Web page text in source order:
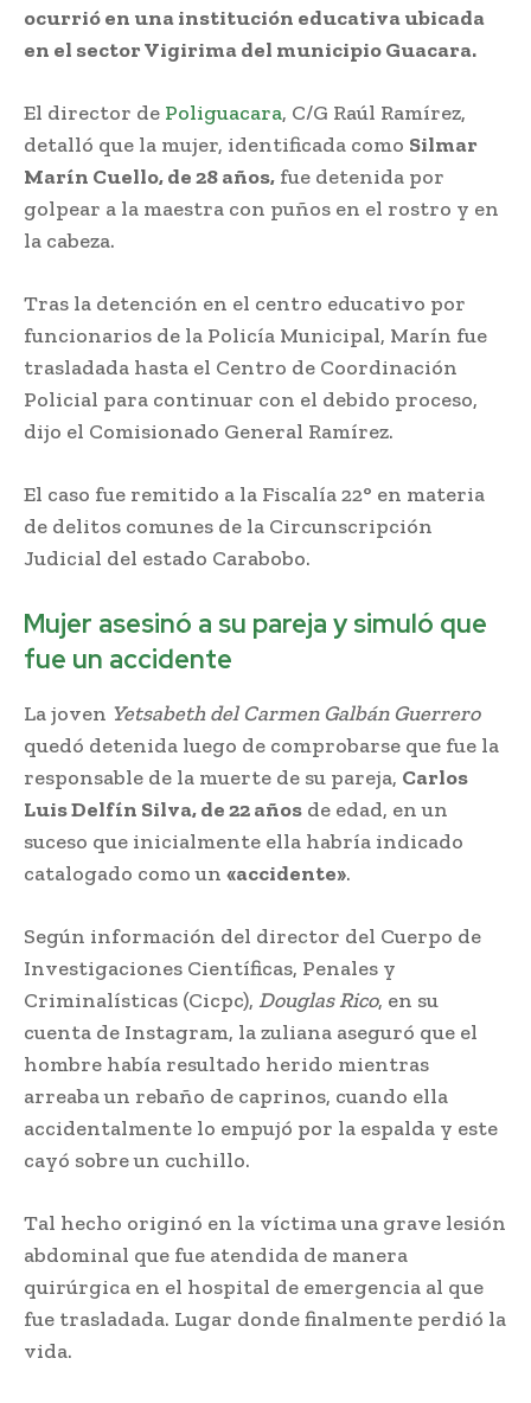
ocurrió en una institución educativa ubicada
en el sector Vigirima del municipio Guacara.
El director de Poliguacara, C/G Raúl Ramírez,
detalló que la mujer, identificada como Silmar
Marín Cuello, de 28 años, fue detenida por
golpear a la maestra con puños en el rostro y en
la cabeza.
Tras la detención en el centro educativo por
funcionarios de la Policía Municipal, Marín fue
trasladada hasta el Centro de Coordinación
Policial para continuar con el debido proceso,
dijo el Comisionado General Ramírez.
El caso fue remitido a la Fiscalía 22° en materia
de delitos comunes de la Circunscripción
Judicial del estado Carabobo.
Mujer asesinó a su pareja y simuló que
fue un accidente
La joven Yetsabeth del Carmen Galbán Guerrero
quedó detenida luego de comprobarse que fue la
responsable de la muerte de su pareja, Carlos
Luis Delfín Silva, de 22 años de edad, en un
suceso que inicialmente ella habría indicado
catalogado como un «accidente».
Según información del director del Cuerpo de
Investigaciones Científicas, Penales y
Criminalísticas (Cicpc), Douglas Rico, en su
cuenta de Instagram, la zuliana aseguró que el
hombre había resultado herido mientras
arreaba un rebaño de caprinos, cuando ella
accidentalmente lo empujó por la espalda y este
cayó sobre un cuchillo.
Tal hecho originó en la víctima una grave lesión
abdominal que fue atendida de manera
quirúrgica en el hospital de emergencia al que
fue trasladada. Lugar donde finalmente perdió la
vida.